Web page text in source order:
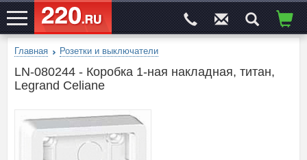
ЭЛЕКТРОСАЙТ№1
Главная Розетки и выключатели
LN-080244 - Коробка 1-ная накладная, титан,
Legrand Celiane